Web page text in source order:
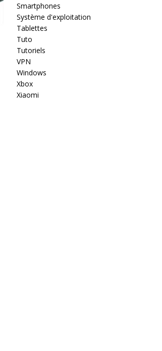
Smartphones
Système d'exploitation
Tablettes
Tuto
Tutoriels
VPN
Windows
Xbox
Xiaomi